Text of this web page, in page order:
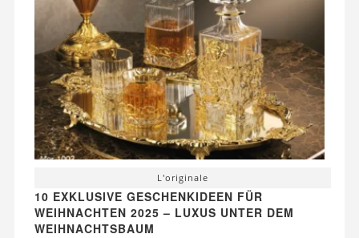
L'originale
10 EXKLUSIVE GESCHENKIDEEN FÜR
WEIHNACHTEN 2025 – LUXUS UNTER DEM
WEIHNACHTSBAUM